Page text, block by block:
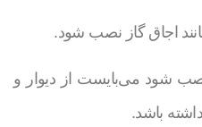
اجاق گاز نصب شود.
شود می‌بایست از دیوار و